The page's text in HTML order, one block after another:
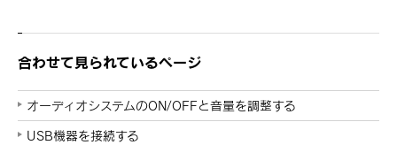
合わせて見られているページ
オーディオシステムのON/OFFと音量を調整する
USB機器を接続する